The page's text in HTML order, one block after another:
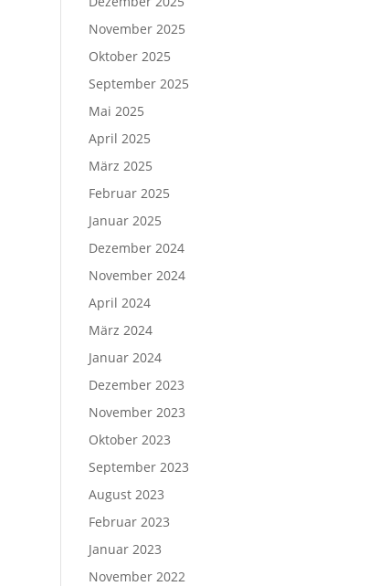
November 2025
Oktober 2025
September 2025
Mai 2025
April 2025
März 2025
Februar 2025
Januar 2025
Dezember 2024
November 2024
April 2024
März 2024
Januar 2024
Dezember 2023
November 2023
Oktober 2023
September 2023
August 2023
Februar 2023
Januar 2023
November 2022